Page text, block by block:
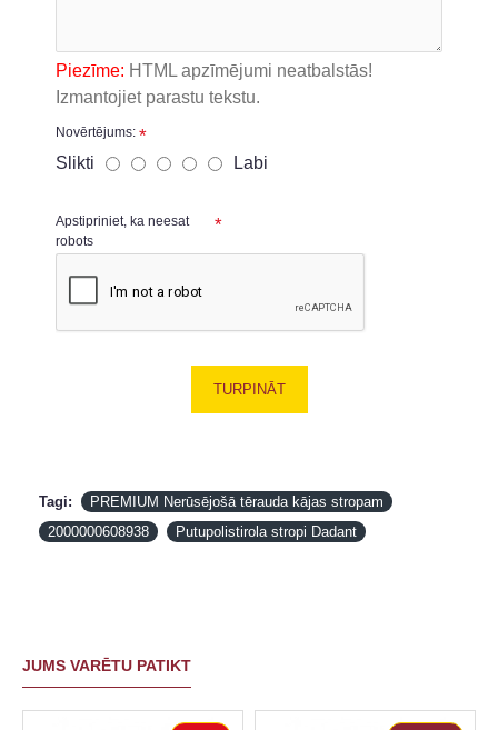
Piezīme: HTML apzīmējumi neatbalstās!
Izmantojiet parastu tekstu.
Novērtējums:
Slikti Labi
Apstipriniet, ka neesat
robots
TURPINĀT
Tagi:
PREMIUM Nerūsējošā tērauda kājas stropam
2000000608938
Putupolistirola stropi Dadant
JUMS VARĒTU PATIKT